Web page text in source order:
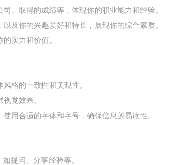
、取得的成绩等，体现你的职业能力和经验。
及你的兴趣爱好和特长，展现你的综合素质。
实力和价值。
格的一致性和美观性。
觉效果。
用合适的字体和字号，确保信息的易读性。
提问、分享经验等。